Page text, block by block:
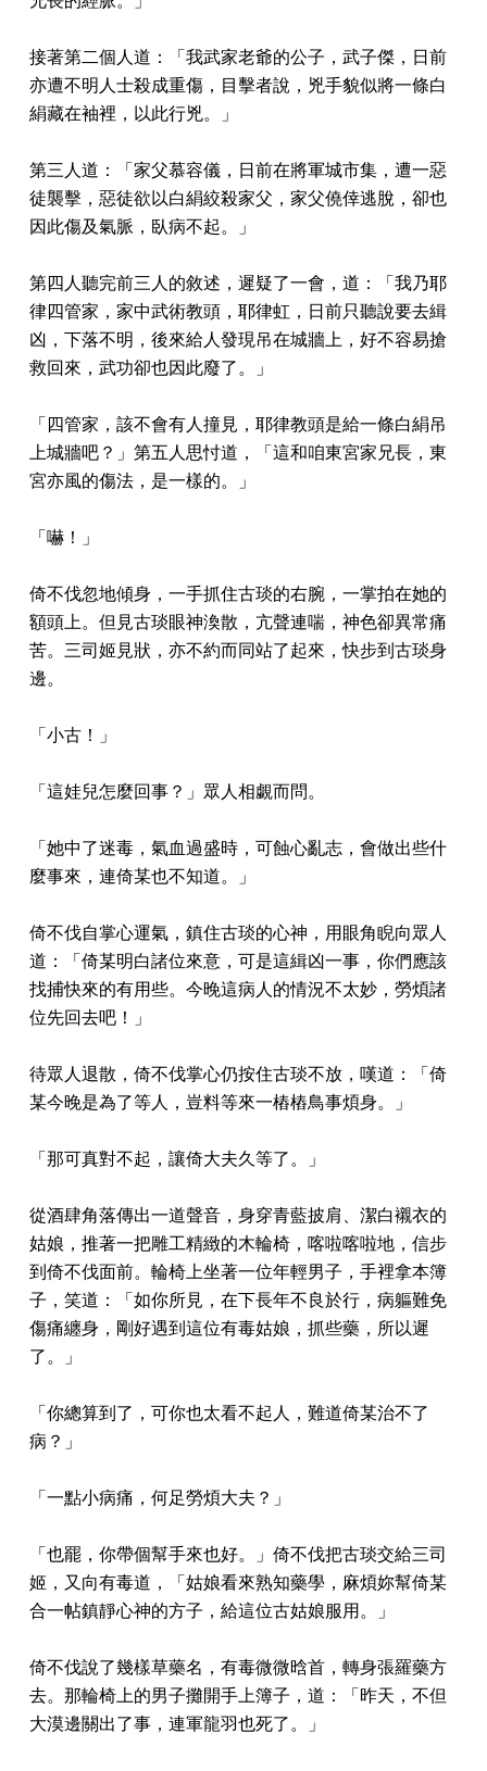
接著第二個人道：「我武家老爺的公子，武子傑，日前
亦遭不明人士殺成重傷，目擊者說，兇手貌似將一條白
絹藏在袖裡，以此行兇。」
第三人道：「家父慕容儀，日前在將軍城市集，遭一惡
徒襲擊，惡徒欲以白絹絞殺家父，家父僥倖逃脫，卻也
因此傷及氣脈，臥病不起。」
第四人聽完前三人的敘述，遲疑了一會，道：「我乃耶
律四管家，家中武術教頭，耶律虹，日前只聽說要去緝
凶，下落不明，後來給人發現吊在城牆上，好不容易搶
救回來，武功卻也因此廢了。」
「四管家，該不會有人撞見，耶律教頭是給一條白絹吊
上城牆吧？」第五人思忖道，「這和咱東宮家兄長，東
宮亦風的傷法，是一樣的。」
「嚇！」
倚不伐忽地傾身，一手抓住古琰的右腕，一掌拍在她的
額頭上。但見古琰眼神渙散，亢聲連喘，神色卻異常痛
苦。三司姬見狀，亦不約而同站了起來，快步到古琰身
邊。
「小古！」
「這娃兒怎麼回事？」眾人相覷而問。
「她中了迷毒，氣血過盛時，可蝕心亂志，會做出些什
麼事來，連倚某也不知道。」
倚不伐自掌心運氣，鎮住古琰的心神，用眼角睨向眾人
道：「倚某明白諸位來意，可是這緝凶一事，你們應該
找捕快來的有用些。今晚這病人的情況不太妙，勞煩諸
位先回去吧！」
待眾人退散，倚不伐掌心仍按住古琰不放，嘆道：「倚
某今晚是為了等人，豈料等來一樁樁鳥事煩身。」
「那可真對不起，讓倚大夫久等了。」
從酒肆角落傳出一道聲音，身穿青藍披肩、潔白襯衣的
姑娘，推著一把雕工精緻的木輪椅，喀啦喀啦地，信步
到倚不伐面前。輪椅上坐著一位年輕男子，手裡拿本簿
子，笑道：「如你所見，在下長年不良於行，病軀難免
傷痛纏身，剛好遇到這位有毒姑娘，抓些藥，所以遲
了。」
「你總算到了，可你也太看不起人，難道倚某治不了
病？」
「一點小病痛，何足勞煩大夫？」
「也罷，你帶個幫手來也好。」倚不伐把古琰交給三司
姬，又向有毒道，「姑娘看來熟知藥學，麻煩妳幫倚某
合一帖鎮靜心神的方子，給這位古姑娘服用。」
倚不伐說了幾樣草藥名，有毒微微晗首，轉身張羅藥方
去。那輪椅上的男子攤開手上簿子，道：「昨天，不但
大漠邊關出了事，連軍龍羽也死了。」